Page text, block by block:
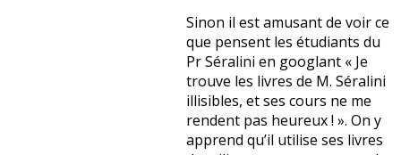
Sinon il est amusant de voir ce
que pensent les étudiants du
Pr Séralini en googlant « Je
trouve les livres de M. Séralini
illisibles, et ses cours ne me
rendent pas heureux ! ». On y
apprend qu’il utilise ses livres